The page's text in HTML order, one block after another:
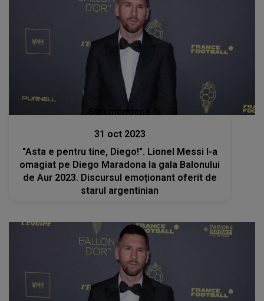
Stiri mondene
31 oct 2023
"Asta e pentru tine, Diego!". Lionel Messi l-a
omagiat pe Diego Maradona la gala Balonului
de Aur 2023. Discursul emoționant oferit de
starul argentinian